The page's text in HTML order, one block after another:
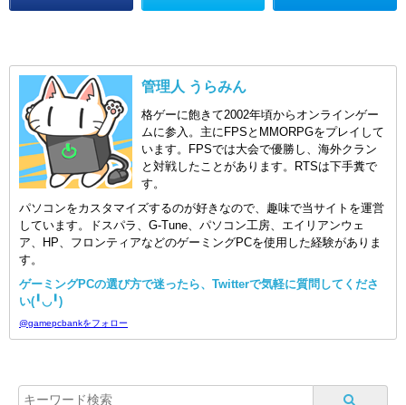
管理人 うらみん
格ゲーに飽きて2002年頃からオンラインゲー
ムに参入。主にFPSとMMORPGをプレイして
います。FPSでは大会で優勝し、海外クラン
と対戦したことがあります。RTSは下手糞で
す。
パソコンをカスタマイズするのが好きなので、趣味で当サイトを運営
しています。ドスパラ、G-Tune、パソコン工房、エイリアンウェ
ア、HP、フロンティアなどのゲーミングPCを使用した経験がありま
す。
ゲーミングPCの選び方で迷ったら、Twitterで気軽に質問してくださ
い(╹◡╹)
@gamepcbankをフォロー